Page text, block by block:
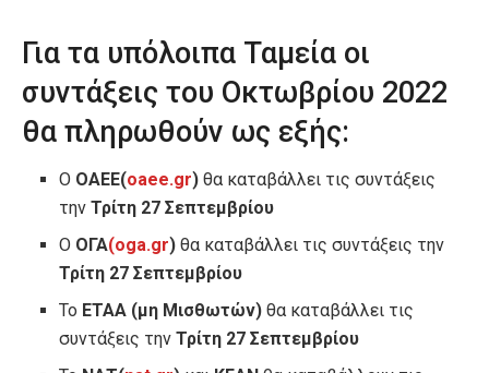
Για τα υπόλοιπα Ταμεία οι
συντάξεις του Οκτωβρίου 2022
θα πληρωθούν ως εξής:
Ο ΟΑΕΕ(oaee.gr)θα καταβάλλει τις συντάξεις
τηνΤρίτη 27 Σεπτεμβρίου
Ο ΟΓΑ(oga.gr) θα καταβάλλει τις συντάξεις την
Τρίτη 27 Σεπτεμβρίου
Το ΕΤΑΑ (μη Μισθωτών) θα καταβάλλει τις
συντάξεις τηνΤρίτη 27 Σεπτεμβρίου